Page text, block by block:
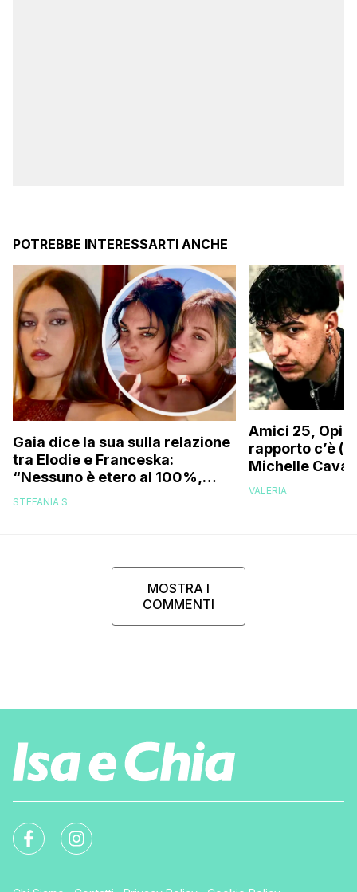
POTREBBE INTERESSARTI ANCHE
Gaia dice la sua sulla relazione
tra Elodie e Franceska:
“Nessuno è etero al 100%,
trovo folle che…”
STEFANIA S
Amici 25, Opi
rapporto c’è
Michelle
VALERIA
MOSTRA I
COMMENTI